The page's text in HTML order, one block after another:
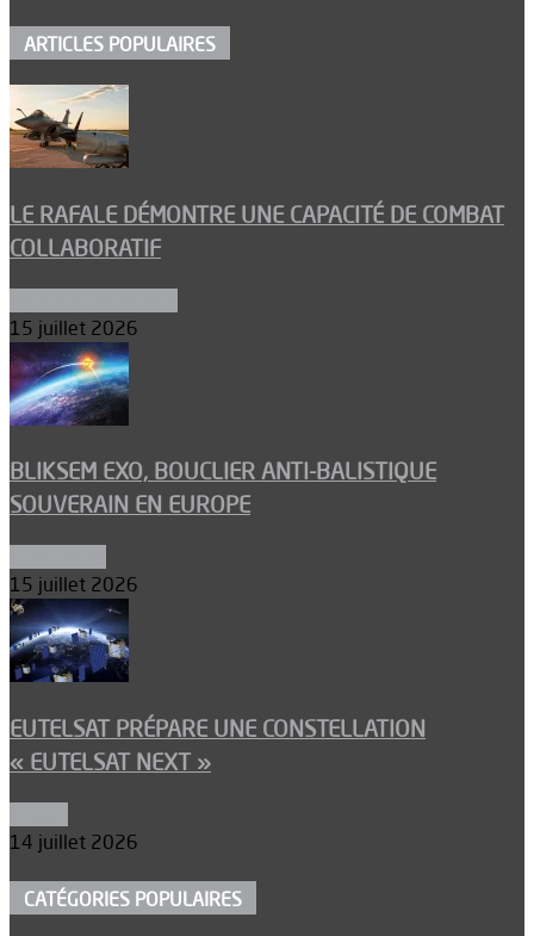
ARTICLES POPULAIRES
LE RAFALE DÉMONTRE UNE CAPACITÉ DE COMBAT
COLLABORATIF
15 juillet 2026
BLIKSEM EXO, BOUCLIER ANTI-BALISTIQUE
SOUVERAIN EN EUROPE
15 juillet 2026
EUTELSAT PRÉPARE UNE CONSTELLATION
« EUTELSAT NEXT »
14 juillet 2026
CATÉGORIES POPULAIRES